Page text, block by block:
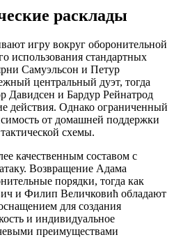
расклады
игру вокруг оборонительной
использования стандартных
Самуэльсон и Петур
центральный дуэт, тогда
и Бардур Рейнатрод
действия. Однако ограниченный
от домашней поддержки
схемы.
качественным составом с
Возвращение Адама
порядки, тогда как
и Филип Величковић обладают
для создания
и индивидуальное
преимуществами